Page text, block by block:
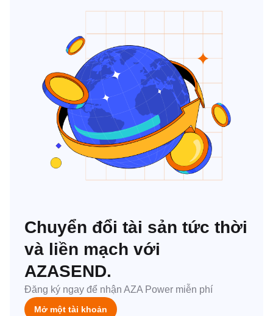
Chuyển đổi tài sản tức thời
và liền mạch với
AZASEND.
Đăng ký ngay để nhận AZA Power miễn phí
Mở một tài khoản